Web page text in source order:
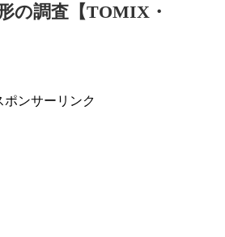
の調査【TOMIX・
ポンサーリンク